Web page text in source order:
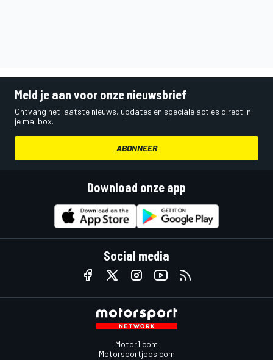
Meld je aan voor onze nieuwsbrief
Ontvang het laatste nieuws, updates en speciale acties direct in
je mailbox.
ABONNEER
Download onze app
Social media
Motor1.com
Motorsportjobs.com